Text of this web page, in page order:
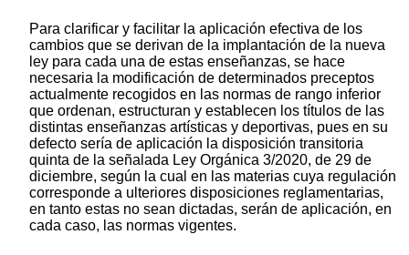
Para clarificar y facilitar la aplicación efectiva de los
cambios que se derivan de la implantación de la nueva
ley para cada una de estas enseñanzas, se hace
necesaria la modificación de determinados preceptos
actualmente recogidos en las normas de rango inferior
que ordenan, estructuran y establecen los títulos de las
distintas enseñanzas artísticas y deportivas, pues en su
defecto sería de aplicación la disposición transitoria
quinta de la señalada Ley Orgánica 3/2020, de 29 de
diciembre, según la cual en las materias cuya regulación
corresponde a ulteriores disposiciones reglamentarias,
en tanto estas no sean dictadas, serán de aplicación, en
cada caso, las normas vigentes.